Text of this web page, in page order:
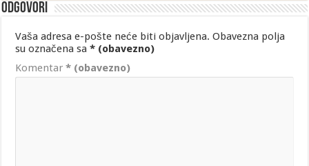
Odgovori
Vaša adresa e-pošte neće biti objavljena. Obavezna polja
su označena sa* (obavezno)
Komentar* (obavezno)